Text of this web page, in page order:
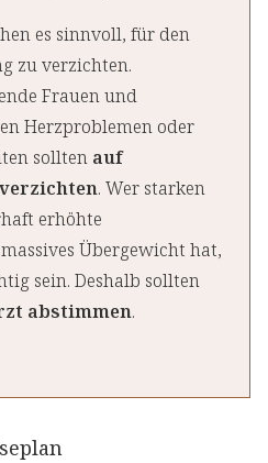
es sinnvoll, für den
zu verzichten.
Frauen und
Herzproblemen oder
sollten auf
. Wer starken
erhöhte
Übergewicht hat,
sein. Deshalb sollten
abstimmen.